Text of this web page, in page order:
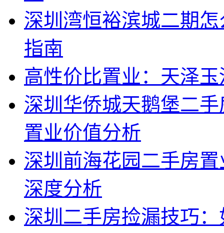
深圳湾恒裕滨城二期
指南
高性价比置业：天泽
深圳华侨城天鹅堡二
置业价值分析
深圳前海花园二手房
深度分析
深圳二手房捡漏技巧